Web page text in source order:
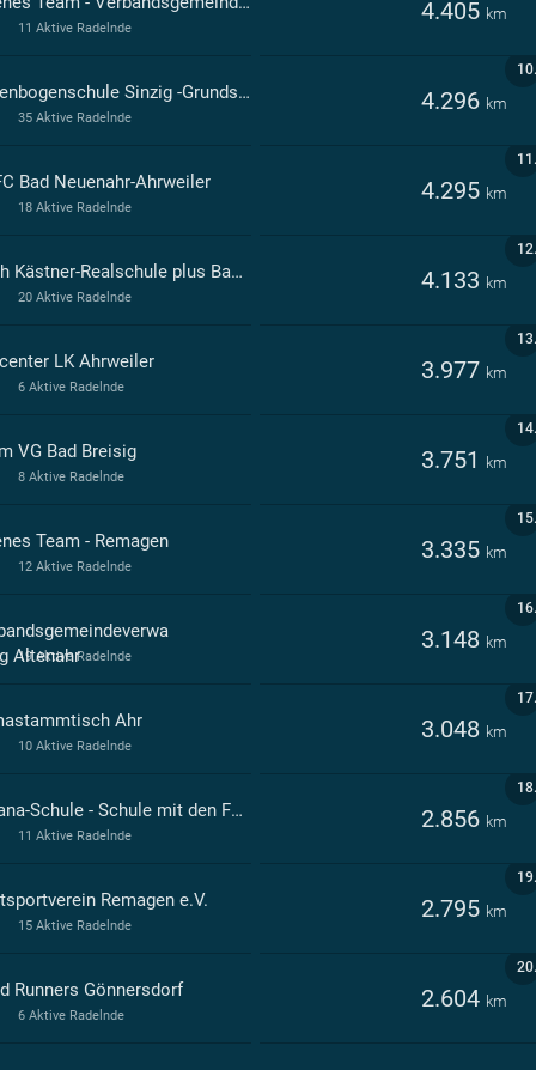
4.405 km
11 Aktive Radelnde
10.
Regenbogenschule Sinzig -Grundschule- Sinzig 4.296 km
35 Aktive Radelnde
11.
Bad Neuenahr-Ahrweiler 4.295 km
18 Aktive Radelnde
12.
Erich Kästner-Realschule plus Bad Neuenahr-Ahrweiler - Integrative Realschule Bad Neuenahr-Ahrweiler 4.133 km
20 Aktive Radelnde
13.
LK Ahrweiler 3.977 km
6 Aktive Radelnde
14.
VG Bad Breisig 3.751 km
8 Aktive Radelnde
15.
Team - Remagen 3.335 km
12 Aktive Radelnde
16.
Altenahr
3.148 km
19 Aktive Radelnde
17.
Ahr 3.048 km
10 Aktive Radelnde
18.
Levana-Schule - Schule mit den Förderschwerpunkten ganzheitliche und motorische Entwicklung (Förderschule) Bad Neuenahr-Ahrweiler 2.856 km
11 Aktive Radelnde
19.
Remagen e.V. 2.795 km
15 Aktive Radelnde
20.
Runners Gönnersdorf 2.604 km
6 Aktive Radelnde